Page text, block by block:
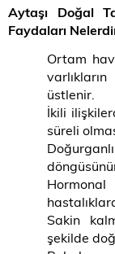
Aytaşı Doğal
Faydaları
Ortam
üstlenir.
İkili
süreli
Sakin
şekilde